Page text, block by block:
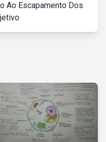
Ao Escapamento Dos